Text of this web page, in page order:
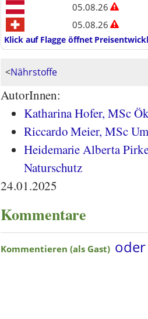
05.08.26
05.08.26
Klick auf Flagge öffnet
<Nährstoffe
AutorInnen:
Katharina Hofer, MSc
Riccardo Meier, MSc
Heidemarie Alberta
Naturschutz
24.01.2025
Kommentare